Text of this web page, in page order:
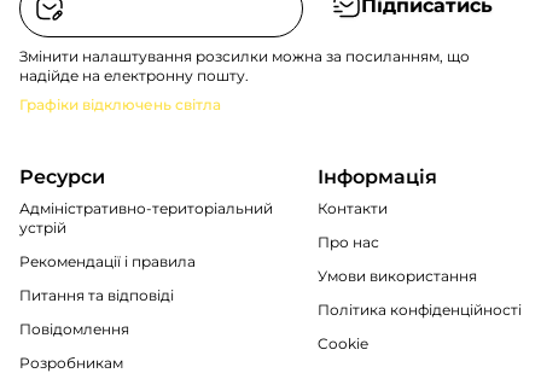
Підписатись
Змінити налаштування розсилки можна за посиланням, що
надійде на електронну пошту.
Графіки відключень світла
Ресурси
Адміністративно-територіальний
устрій
Рекомендації i правила
Питання та відповіді
Повідомлення
Розробникам
Інформація
Контакти
Про нас
Умови використання
Політика конфіденційності
Cookie